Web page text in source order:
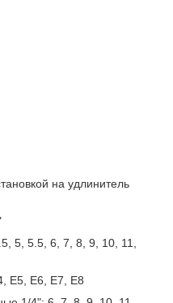
на удлинитель
5, 5.5, 6, 7, 8, 9, 10, 11,
Е5, Е6, Е7, Е8